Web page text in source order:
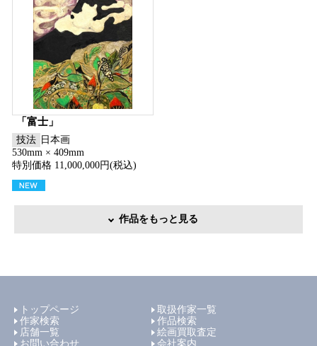
「富士」
技法 日本画
530mm × 409mm
特別価格 11,000,000円(税込)
作品をもっと見る
トップページ
取扱作家一覧
作家検索
作品検索
店舗一覧
絵画買取査定
お問い合わせ
会社案内